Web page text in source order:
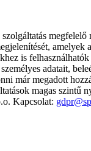
megfelelő
amelyek
is
adatait,
már megadott
magas szintű
Kapcsolat: